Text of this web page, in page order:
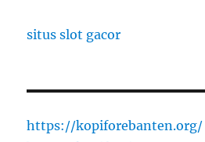
situs slot gacor
https://kopiforebanten.org/